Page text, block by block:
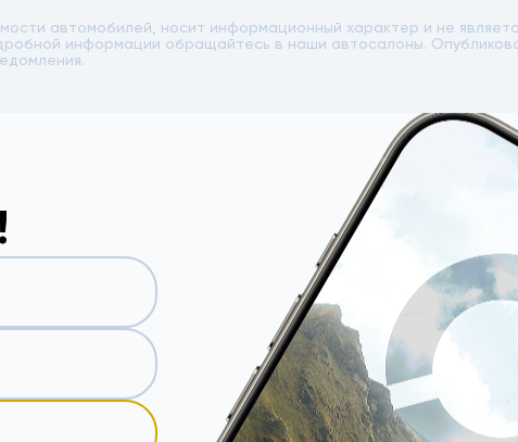
автомобилей, носит информационный характер и не
информации обращайтесь в наши автосалоны.